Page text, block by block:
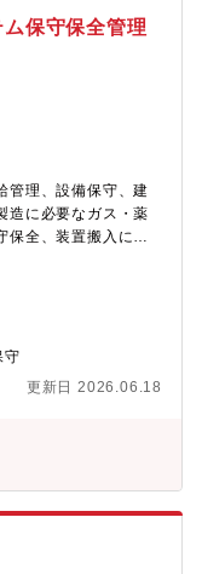
ム保守保全管理
管理、設備保守、建
造に必要なガス・薬
保全、装置搬入に伴
】①ガス・薬液安定
液を安定して供給す
守保全ガス・薬液
ラブルを未然に防ぎ
務製造施設の建屋
達申請を行います。
を作成し、コスト
守
更新日 2026.06.18